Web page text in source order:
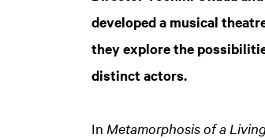
developed a musical
they explore the
distinct actors.
In Metamorphosis of a